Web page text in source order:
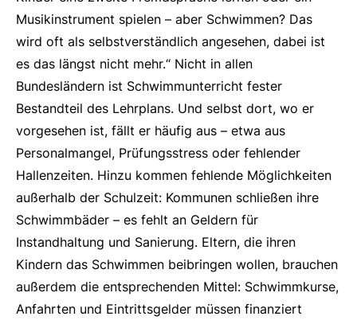
Musikinstrument spielen – aber Schwimmen? Das
wird oft als selbstverständlich angesehen, dabei ist
es das längst nicht mehr.“ Nicht in allen
Bundesländern ist Schwimmunterricht fester
Bestandteil des Lehrplans. Und selbst dort, wo er
vorgesehen ist, fällt er häufig aus – etwa aus
Personalmangel, Prüfungsstress oder fehlender
Hallenzeiten. Hinzu kommen fehlende Möglichkeiten
außerhalb der Schulzeit: Kommunen schließen ihre
Schwimmbäder – es fehlt an Geldern für
Instandhaltung und Sanierung. Eltern, die ihren
Kindern das Schwimmen beibringen wollen, brauchen
außerdem die entsprechenden Mittel: Schwimmkurse,
Anfahrten und Eintrittsgelder müssen finanziert